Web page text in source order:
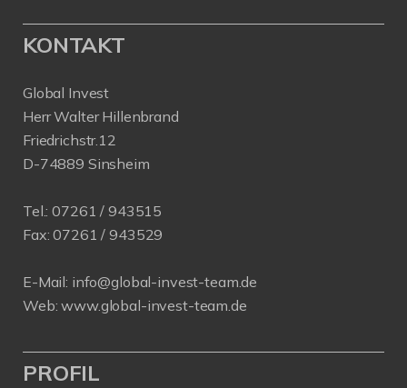
KONTAKT
Global Invest
Herr Walter Hillenbrand
Friedrichstr.12
D-74889 Sinsheim
Tel.:07261 / 943515
Fax: 07261 / 943529
E-Mail: info@global-invest-team.de
Web:www.global-invest-team.de
PROFIL